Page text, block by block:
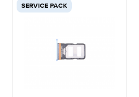
SERVICE PACK